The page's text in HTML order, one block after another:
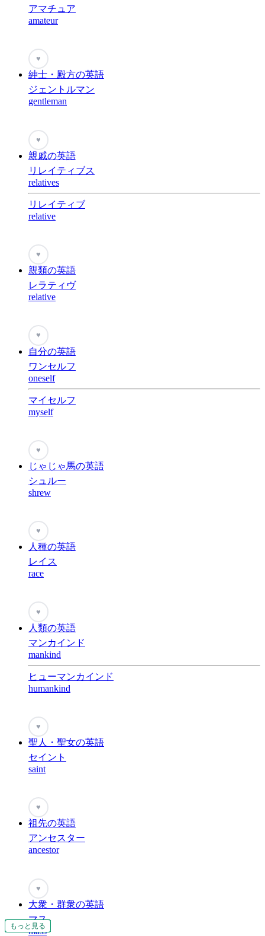
もっと見る
もっと見る
もっと見る
もっと見る
もっと見る
もっと見る
もっと見る
もっと見る
もっと見る
もっと見る
もっと見る
もっと見る
もっと見る
もっと見る
もっと見る
もっと見る
もっと見る
アマチュア
amateur
♥
紳士・殿方の英語
ジェントルマン
gentleman
♥
親戚の英語
リレイティブス
relatives
リレイティブ
relative
♥
親類の英語
レラティヴ
relative
♥
自分の英語
ワンセルフ
oneself
マイセルフ
myself
♥
じゃじゃ馬の英語
シュルー
shrew
♥
人種の英語
レイス
race
♥
人類の英語
マンカインド
mankind
ヒューマンカインド
humankind
もっと見る
♥
聖人・聖女の英語
セイント
saint
♥
祖先の英語
アンセスター
ancestor
♥
大衆・群衆の英語
マス
mass
もっと見る
もっと見る
もっと見る